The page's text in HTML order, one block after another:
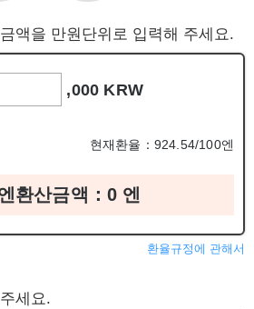
액을 만원단위로 입력해 주세요.
,000 KRW
현재환율：924.54/100엔
환산금액： 0 엔
환율규정에 관해서
세요.